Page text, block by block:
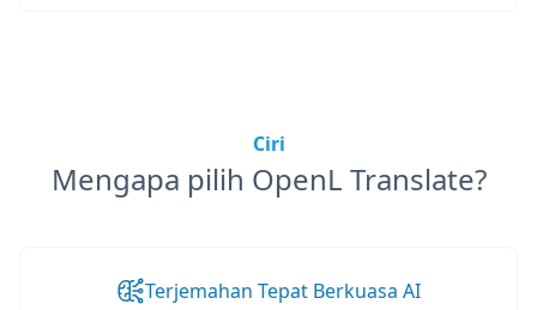
Ciri
Mengapa pilih OpenL Translate?
Terjemahan Tepat Berkuasa AI